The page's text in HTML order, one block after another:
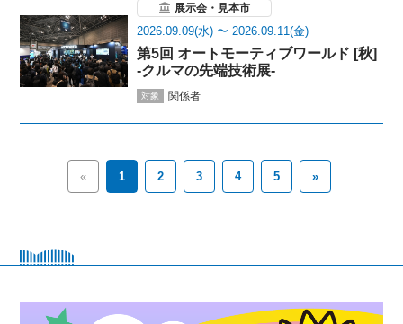
展示会・見本市
2026.09.09(水) 〜 2026.09.11(金)
第5回 オートモーティブワールド [秋]
-クルマの先端技術展-
対象 関係者
« 1 2 3 4 5 »